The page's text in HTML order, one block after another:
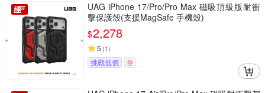
UAG iPhone 17/Pro/Pro Max 磁吸頂級版耐衝
擊保護殼(支援MagSafe 手機殼)
$2,278
5 (1)
挑戰低價 券